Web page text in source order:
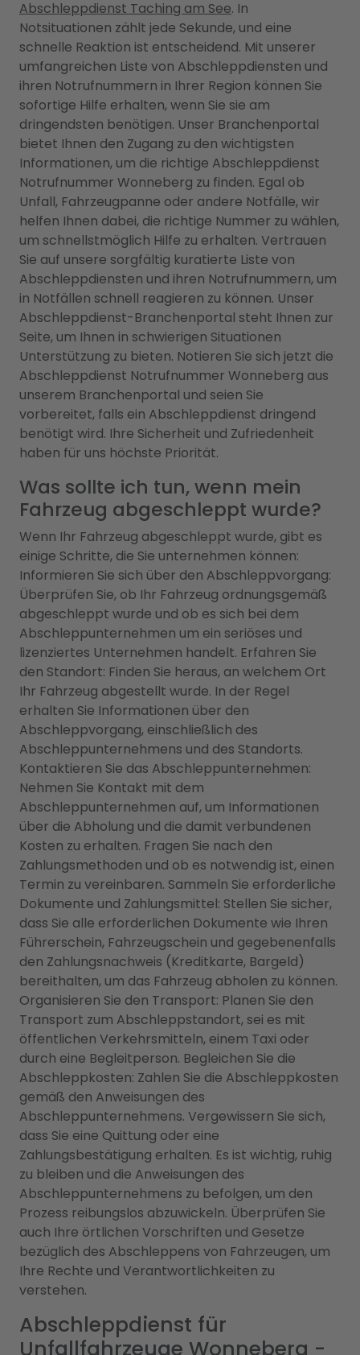
Abschleppdienst Taching am See. In
Notsituationen zählt jede Sekunde, und eine
schnelle Reaktion ist entscheidend. Mit unserer
umfangreichen Liste von Abschleppdiensten und
ihren Notrufnummern in Ihrer Region können Sie
sofortige Hilfe erhalten, wenn Sie sie am
dringendsten benötigen. Unser Branchenportal
bietet Ihnen den Zugang zu den wichtigsten
Informationen, um die richtige Abschleppdienst
Notrufnummer Wonneberg zu finden. Egal ob
Unfall, Fahrzeugpanne oder andere Notfälle, wir
helfen Ihnen dabei, die richtige Nummer zu wählen,
um schnellstmöglich Hilfe zu erhalten. Vertrauen
Sie auf unsere sorgfältig kuratierte Liste von
Abschleppdiensten und ihren Notrufnummern, um
in Notfällen schnell reagieren zu können. Unser
Abschleppdienst-Branchenportal steht Ihnen zur
Seite, um Ihnen in schwierigen Situationen
Unterstützung zu bieten. Notieren Sie sich jetzt die
Abschleppdienst Notrufnummer Wonneberg aus
unserem Branchenportal und seien Sie
vorbereitet, falls ein Abschleppdienst dringend
benötigt wird. Ihre Sicherheit und Zufriedenheit
haben für uns höchste Priorität.
Was sollte ich tun, wenn mein
Fahrzeug abgeschleppt wurde?
Wenn Ihr Fahrzeug abgeschleppt wurde, gibt es
einige Schritte, die Sie unternehmen können:
Informieren Sie sich über den Abschleppvorgang:
Überprüfen Sie, ob Ihr Fahrzeug ordnungsgemäß
abgeschleppt wurde und ob es sich bei dem
Abschleppunternehmen um ein seriöses und
lizenziertes Unternehmen handelt. Erfahren Sie
den Standort: Finden Sie heraus, an welchem Ort
Ihr Fahrzeug abgestellt wurde. In der Regel
erhalten Sie Informationen über den
Abschleppvorgang, einschließlich des
Abschleppunternehmens und des Standorts.
Kontaktieren Sie das Abschleppunternehmen:
Nehmen Sie Kontakt mit dem
Abschleppunternehmen auf, um Informationen
über die Abholung und die damit verbundenen
Kosten zu erhalten. Fragen Sie nach den
Zahlungsmethoden und ob es notwendig ist, einen
Termin zu vereinbaren. Sammeln Sie erforderliche
Dokumente und Zahlungsmittel: Stellen Sie sicher,
dass Sie alle erforderlichen Dokumente wie Ihren
Führerschein, Fahrzeugschein und gegebenenfalls
den Zahlungsnachweis (Kreditkarte, Bargeld)
bereithalten, um das Fahrzeug abholen zu können.
Organisieren Sie den Transport: Planen Sie den
Transport zum Abschleppstandort, sei es mit
öffentlichen Verkehrsmitteln, einem Taxi oder
durch eine Begleitperson. Begleichen Sie die
Abschleppkosten: Zahlen Sie die Abschleppkosten
gemäß den Anweisungen des
Abschleppunternehmens. Vergewissern Sie sich,
dass Sie eine Quittung oder eine
Zahlungsbestätigung erhalten. Es ist wichtig, ruhig
zu bleiben und die Anweisungen des
Abschleppunternehmens zu befolgen, um den
Prozess reibungslos abzuwickeln. Überprüfen Sie
auch Ihre örtlichen Vorschriften und Gesetze
bezüglich des Abschleppens von Fahrzeugen, um
Ihre Rechte und Verantwortlichkeiten zu
verstehen.
Abschleppdienst für
Unfallfahrzeuge Wonneberg -